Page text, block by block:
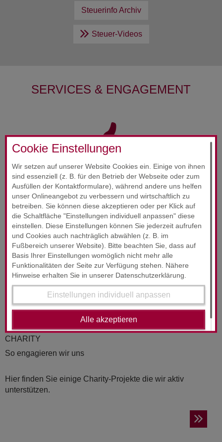
Cookie Einstellungen
Wir setzen auf unserer Website Cookies ein. Einige von ihnen
sind essenziell (z. B. für den Betrieb der Webseite oder zum
Ausfüllen der Kontaktformulare), während andere uns helfen
unser Onlineangebot zu verbessern und wirtschaftlich zu
betreiben. Sie können diese akzeptieren oder per Klick auf
die Schaltfläche "Einstellungen individuell anpassen" diese
einstellen. Diese Einstellungen können Sie jederzeit aufrufen
und Cookies auch nachträglich abwählen (z. B. im
Fußbereich unserer Website). Bitte beachten Sie, dass auf
Basis Ihrer Einstellungen womöglich nicht mehr alle
Funktionalitäten der Seite zur Verfügung stehen. Nähere
Hinweise erhalten Sie in unserer Datenschutzerklärung.
Einstellungen individuell anpassen
Alle akzeptieren
Steuerinfo Archiv
Steuer-Videos
SERVICES & ENGAGEMENT
RUND­UM-SORG­LOS-PAKET
24-Stunden-Service
Wir wollen, dass Sie sich jederzeit gut beraten fühlen.
Unsere Zufriedenheitsgarantie!
CHA­RI­TY
So engagieren wir uns
Hier finden Sie einige Charity-Projekte die wir aktiv
unterstützen.